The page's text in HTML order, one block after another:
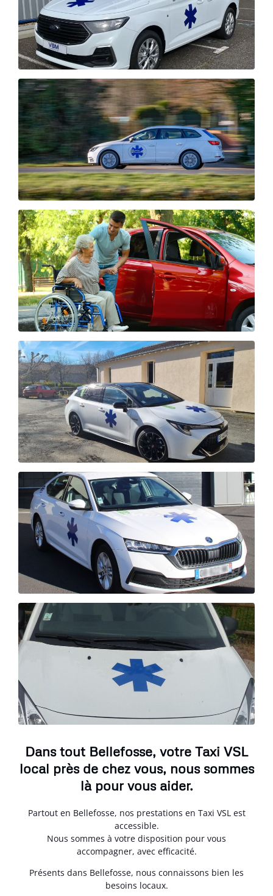
Dans tout Bellefosse, votre Taxi VSL
local près de chez vous, nous sommes
là pour vous aider.
Partout en Bellefosse, nos prestations en Taxi VSL est
accessible.
Nous sommes à votre disposition pour vous
accompagner, avec efficacité.
Présents dans Bellefosse, nous connaissons bien les
besoins locaux.